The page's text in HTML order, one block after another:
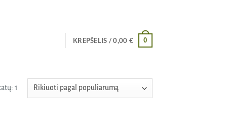
KREPŠELIS /0,00 € 0
1